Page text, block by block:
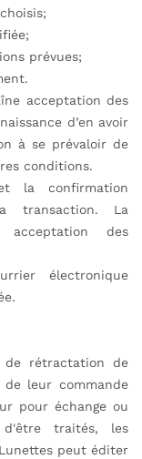
prévues;
acceptation des
d’en avoir
à se prévaloir de
conditions.
la confirmation
transaction. La
des
électronique
de rétractation de
leur commande
pour échange ou
d'être traités, les
peut éditer